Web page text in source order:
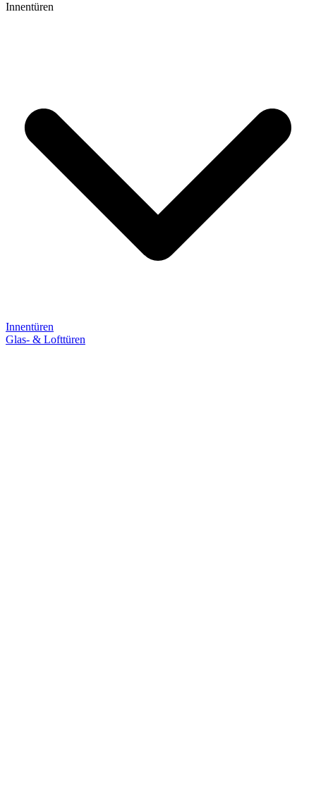
Innentüren
Innentüren
Glas- & Lofttüren